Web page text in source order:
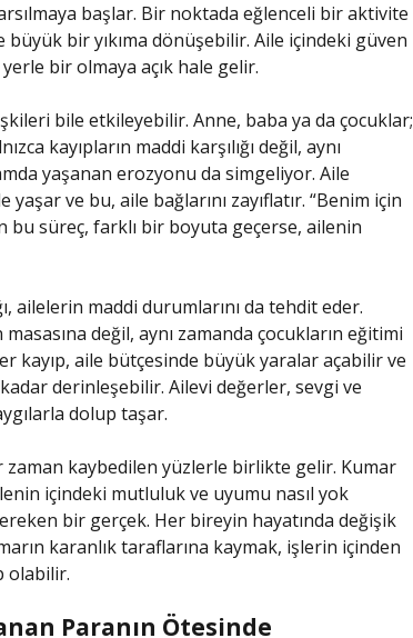
başlar. Bir noktada eğlenceli bir aktivite
bir yıkıma dönüşebilir. Aile içindeki güven
bir olmaya açık hale gelir.
bile etkileyebilir. Anne, baba ya da çocuklar;
kayıpların maddi karşılığı değil, aynı
yaşanan erozyonu da simgeliyor. Aile
ve bu, aile bağlarını zayıflatır. “Benim için
bu süreç, farklı bir boyuta geçerse, ailenin
ailelerin maddi durumlarını da tehdit eder.
değil, aynı zamanda çocukların eğitimi
kayıp, aile bütçesinde büyük yaralar açabilir ve
derinleşebilir. Ailevi değerler, sevgi ve
dolup taşar.
zaman kaybedilen yüzlerle birlikte gelir. Kumar
içindeki mutluluk ve uyumu nasıl yok
bir gerçek. Her bireyin hayatında değişik
karanlık taraflarına kaymak, işlerin içinden
olabilir.
Paranın Ötesinde